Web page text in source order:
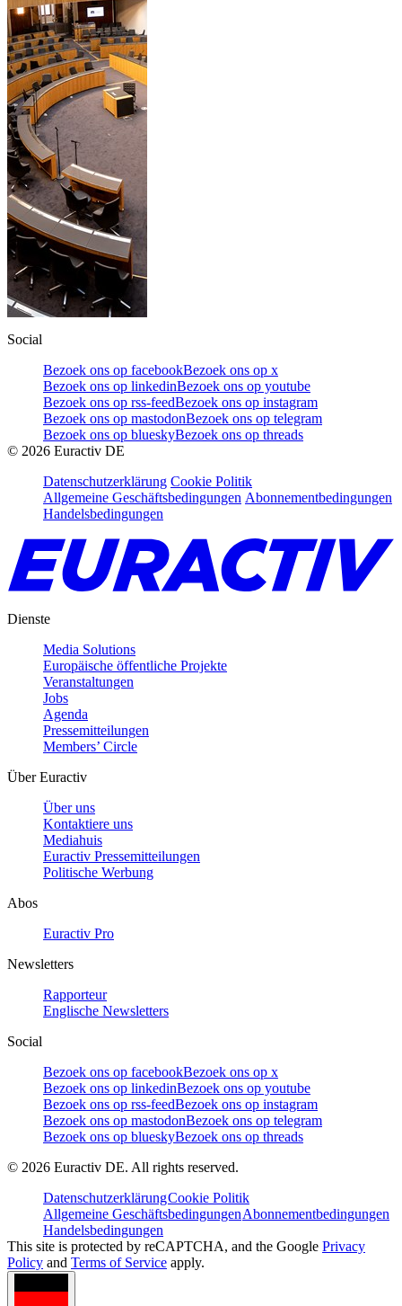
Social
Bezoek ons op facebookBezoek ons op x
Bezoek ons op linkedinBezoek ons op youtube
Bezoek ons op rss-feedBezoek ons op instagram
Bezoek ons op mastodonBezoek ons op telegram
Bezoek ons op blueskyBezoek ons op threads
© 2026 Euractiv DE
Datenschutzerklärung Cookie Politik
Allgemeine Geschäftsbedingungen Abonnementbedingungen
Handelsbedingungen
Dienste
Media Solutions
Europäische öffentliche Projekte
Veranstaltungen
Jobs
Agenda
Pressemitteilungen
Members’ Circle
Über Euractiv
Über uns
Kontaktiere uns
Mediahuis
Euractiv Pressemitteilungen
Politische Werbung
Abos
Euractiv Pro
Newsletters
Rapporteur
Englische Newsletters
Social
Bezoek ons op facebookBezoek ons op x
Bezoek ons op linkedinBezoek ons op youtube
Bezoek ons op rss-feedBezoek ons op instagram
Bezoek ons op mastodonBezoek ons op telegram
Bezoek ons op blueskyBezoek ons op threads
© 2026 Euractiv DE. All rights reserved.
DatenschutzerklärungCookie Politik
Allgemeine GeschäftsbedingungenAbonnementbedingungen
Handelsbedingungen
This site is protected by reCAPTCHA, and the Google Privacy
Policy and Terms of Service apply.